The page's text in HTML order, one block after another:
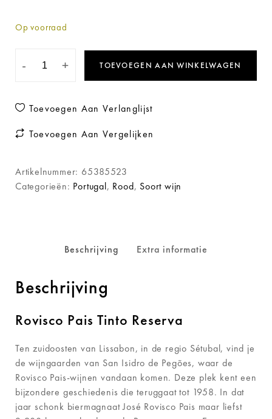
Op voorraad
- + TOEVOEGEN AAN WINKELWAGEN
Toevoegen Aan Verlanglijst
Toevoegen Aan Vergelijken
Artikelnummer: 65385523
Categorieën: Portugal, Rood, Soort wijn
Beschrijving Extra informatie
Beschrijving
Rovisco Pais Tinto Reserva
Ten zuidoosten van Lissabon, in de regio Sétubal, vind je
de wijngaarden van San Isidro de Pegões, waar de
Rovisco Pais-wijnen vandaan komen. Deze plek kent een
bijzondere geschiedenis die teruggaat tot 1958. In dat
jaar schonk biermagnaat José Rovisco Pais maar liefst